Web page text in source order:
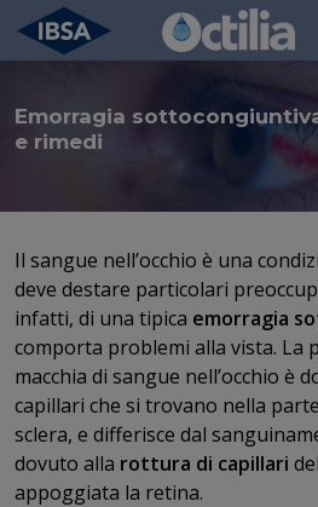
Emorragia
e rimedi
Il sangue nell’occhio è una
deve destare particolari
infatti, di una tipica emorragia
comporta problemi alla vista. La
macchia di sangue nell’occhio è
capillari che si trovano nella
sclera, e differisce dal
dovuto alla rottura di capillari
appoggiata la retina.